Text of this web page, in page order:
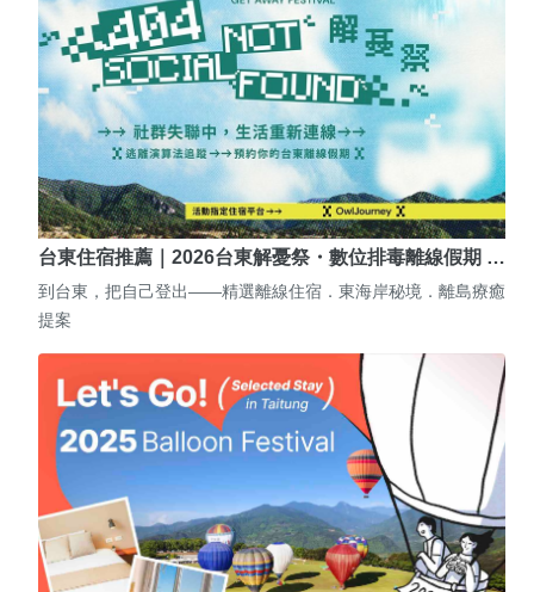
台東住宿推薦｜2026台東解憂祭・數位排毒離線假期 …
到台東，把自己登出——精選離線住宿．東海岸秘境．離島療癒
提案